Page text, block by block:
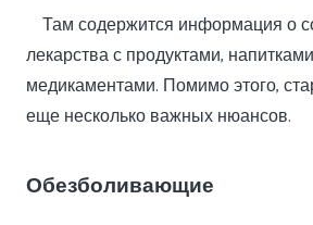
Там содержится информация о
лекарства с продуктами,
медикаментами. Помимо этого,
еще несколько важных нюансов.
Обезболивающие